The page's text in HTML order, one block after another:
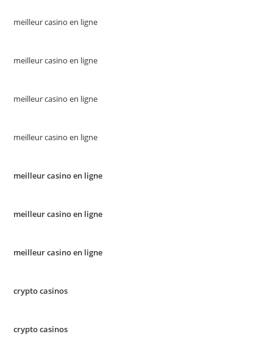
meilleur casino en ligne
meilleur casino en ligne
meilleur casino en ligne
meilleur casino en ligne
meilleur casino en ligne
meilleur casino en ligne
meilleur casino en ligne
crypto casinos
crypto casinos